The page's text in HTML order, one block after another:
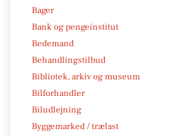
Bager
Bank og pengeinstitut
Bedemand
Behandlingstilbud
Bibliotek, arkiv og museum
Bilforhandler
Biludlejning
Byggemarked / trælast